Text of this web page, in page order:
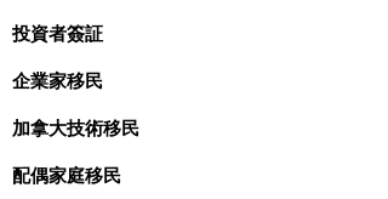
投資者簽証
企業家移民
加拿大技術移民
配偶家庭移民